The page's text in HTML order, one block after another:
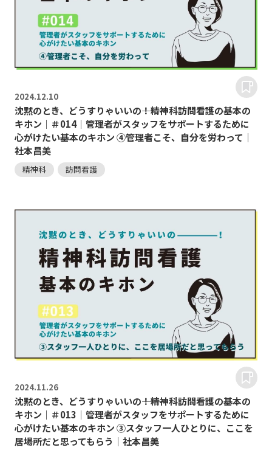
2024.12.10
沈黙のとき、どうすりゃいいの―――！精神科訪問看護の基本の
キホン｜＃014｜管理者がスタッフをサポートするために
心がけたい基本のキホン ④管理者こそ、自分を労わって｜
社本昌美
精神科 訪問看護
2024.11.26
沈黙のとき、どうすりゃいいの―――！精神科訪問看護の基本の
キホン｜＃013｜管理者がスタッフをサポートするために
心がけたい基本のキホン ③スタッフ一人ひとりに、ここを
居場所だと思ってもらう｜社本昌美